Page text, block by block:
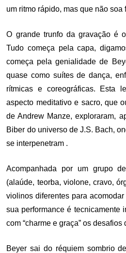
um ritmo rápido, mas que não soa
O grande trunfo da gravação é
Tudo começa pela capa,
começa pela genialidade de
quase como suítes de dança,
rítmicas e coreográficas. Esta
aspecto meditativo e sacro, que
de Andrew Manze, exploraram,
Biber do universo de J.S. Bach,
se interpenetram .
Acompanhada por um grupo
(alaúde, teorba, violone, cravo,
violinos diferentes para
sua performance é tecnicamente
com “charme e graça” os
Beyer sai do réquiem sombrio